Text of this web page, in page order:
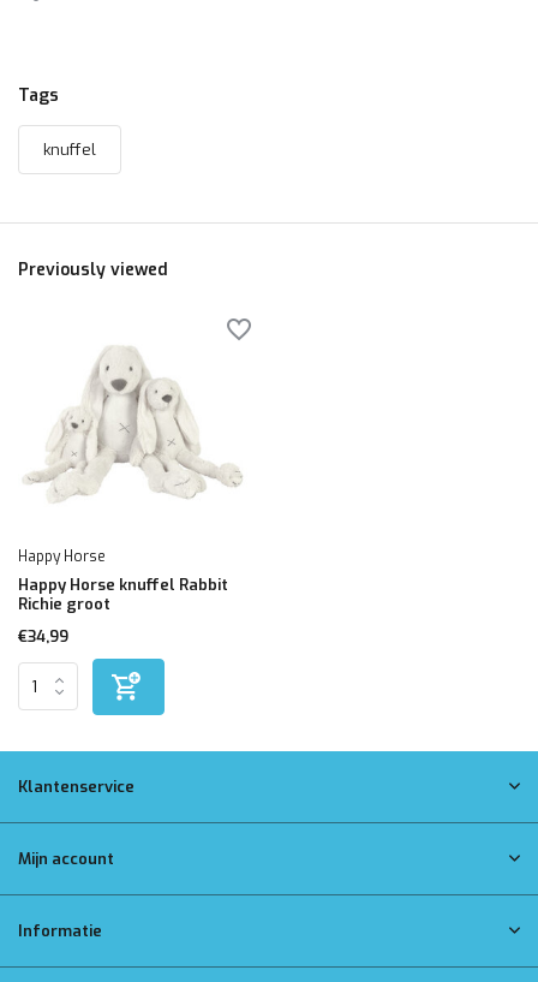
Tags
knuffel
Previously viewed
Happy Horse
Happy Horse knuffel Rabbit
Richie groot
€34,99
Klantenservice
Mijn account
Informatie